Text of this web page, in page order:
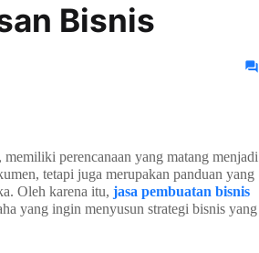
Bisnis
perencanaan yang matang menjadi
tetapi juga merupakan panduan yang
Oleh karena itu, jasa pembuatan bisnis
yang ingin menyusun strategi bisnis yang